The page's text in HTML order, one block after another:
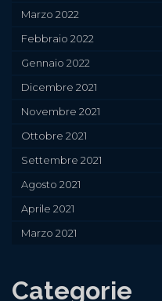
Marzo 2022
Febbraio 2022
Gennaio 2022
Dicembre 2021
Novembre 2021
Ottobre 2021
Settembre 2021
Agosto 2021
Aprile 2021
Marzo 2021
Categorie